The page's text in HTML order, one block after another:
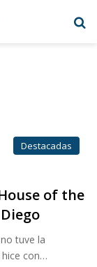
Destacadas
of the
tuve la
con…